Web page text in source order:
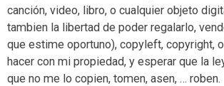
canción, video, libro, o cualquier objeto
tambien la libertad de poder regalarlo,
que estime oportuno), copyleft, copyright,
hacer con mi propiedad, y esperar que la
que no me lo copien, tomen, asen, … roben.